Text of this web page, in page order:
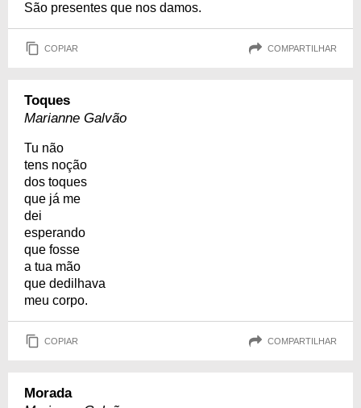
São presentes que nos damos.
COPIAR COMPARTILHAR
Toques
Marianne Galvão
Tu não
tens noção
dos toques
que já me
dei
esperando
que fosse
a tua mão
que dedilhava
meu corpo.
COPIAR COMPARTILHAR
Morada